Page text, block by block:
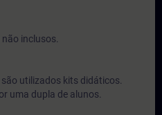
inclusos.
utilizados kits didáticos.
uma dupla de alunos.